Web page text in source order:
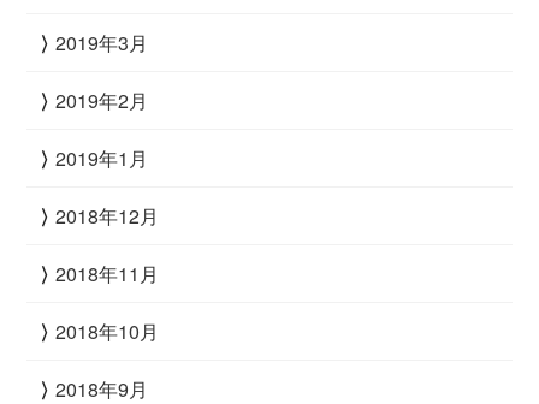
2019年3月
2019年2月
2019年1月
2018年12月
2018年11月
2018年10月
2018年9月